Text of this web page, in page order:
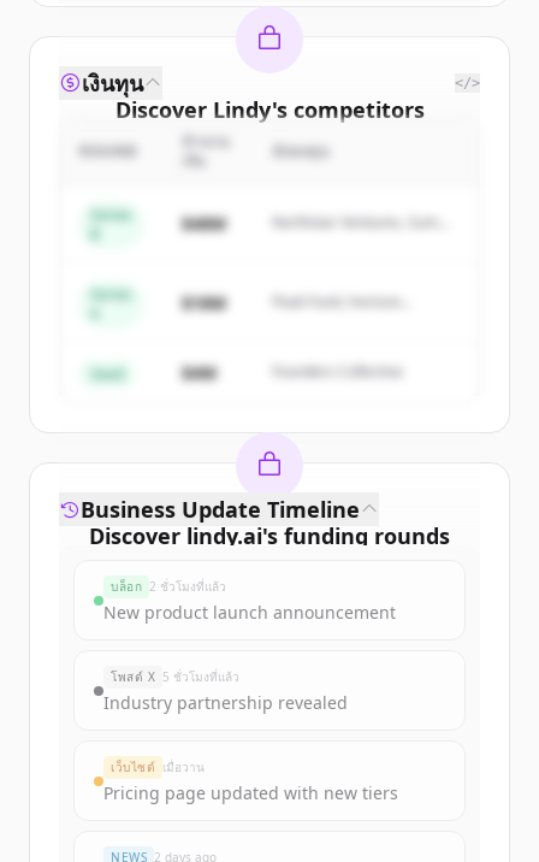
Discover Lindy's competitors
Sign up for free to view all
New accounts include trial credits to
get started.
Create Free Account
เงินทุน </>
นักลงทุน
Series
$48M
Northstar Ventures, Summit
Series
$18M
Peak Fund, Horizon
Seed $4M Founders Collective
Discover lindy.ai's funding rounds
Sign up for free to view all
roundsoflindy.ai.
มีบัญชีอยู่แล้วใช่ไหม ลงชื่อเข้าใช้
Business Update Timeline
บล็อก 2 ชั่วโมงที่แล้ว
New product launch announcement
โพสต์ X 5 ชั่วโมงที่แล้ว
Industry partnership revealed
เว็บไซต์ เมื่อวาน
Pricing page updated with new tiers
NEWS 2 days ago